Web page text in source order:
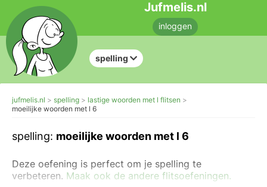
Jufmelis.nl
inloggen
spelling
jufmelis.nl spelling
lastige woorden met l flitsen
moeilijke woorden met l 6
spelling: moeilijke woorden met l 6
Deze oefening is perfect om je spelling te
verbeteren. Maak ook de andere flitsoefeningen.